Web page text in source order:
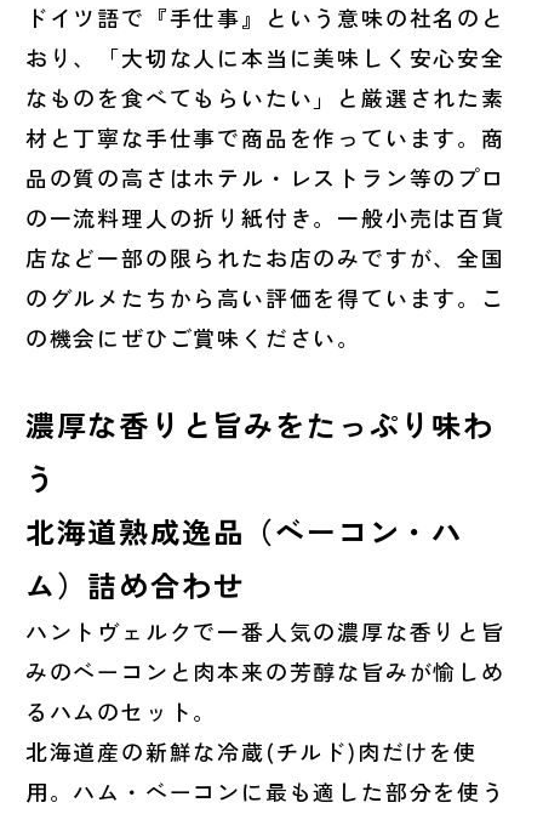
ドイツ語で『手仕事』という意味の社名のと
おり、「大切な人に本当に美味しく安心安全
なものを食べてもらいたい」と厳選された素
材と丁寧な手仕事で商品を作っています。商
品の質の高さはホテル・レストラン等のプロ
の一流料理人の折り紙付き。一般小売は百貨
店など一部の限られたお店のみですが、全国
のグルメたちから高い評価を得ています。こ
の機会にぜひご賞味ください。
濃厚な香りと旨みをたっぷり味わ
う
北海道熟成逸品（ベーコン・ハ
ム）詰め合わせ
ハントヴェルクで一番人気の濃厚な香りと旨
みのベーコンと肉本来の芳醇な旨みが愉しめ
るハムのセット。
北海道産の新鮮な冷蔵(チルド)肉だけを使
用。ハム・ベーコンに最も適した部分を使う